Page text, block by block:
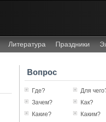
Литература Праздники
Вопрос
Где? Для
Зачем?
Как?
Какие?
Каким?